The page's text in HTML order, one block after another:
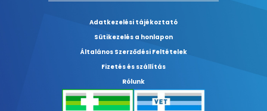
Adatkezelési tájékoztató
Sütikezelés a honlapon
Általános Szerződési Feltételek
Fizetés és szállítás
Rólunk